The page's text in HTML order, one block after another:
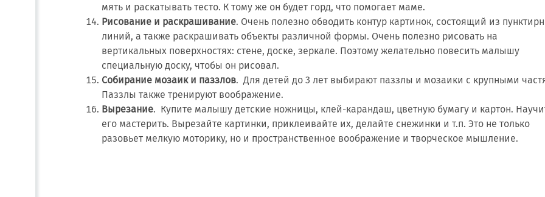
мять и раскатывать тесто. К тому же он будет горд, что помогает маме.
Рисование и раскрашивание. Очень полезно обводить контур картинок, состоящий из
линий, а также раскрашивать объекты различной формы. Очень полезно рисовать на
вертикальных поверхностях: стене, доске, зеркале. Поэтому желательно повесить малышу
специальную доску, чтобы он рисовал.
Собирание мозаик и паззлов. Для детей до 3 лет выбирают паззлы и мозаики с крупными
Паззлы также тренируют воображение.
Вырезание. Купите малышу детские ножницы, клей-карандаш, цветную бумагу и картон.
его мастерить. Вырезайте картинки, приклеивайте их, делайте снежинки и т.п. Это не только
разовьет мелкую моторику, но и пространственное воображение и творческое мышление.